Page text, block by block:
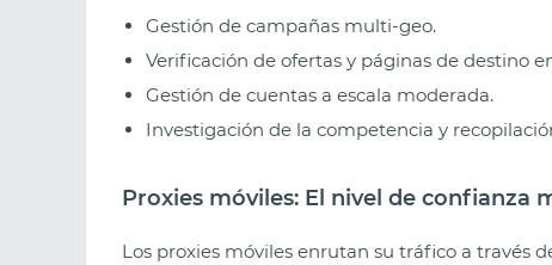
Gestión de campañas multi-geo.
Verificación de ofertas y páginas de destino
Gestión de cuentas a escala moderada.
Investigación de la competencia y
Proxies móviles: El nivel de confianza
Los proxies móviles enrutan su tráfico a través